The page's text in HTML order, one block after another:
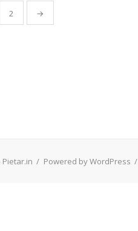
2 →
/ Powered by WordPress /